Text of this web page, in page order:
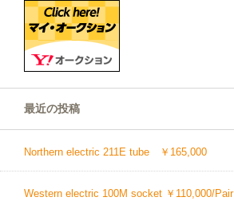
最近の投稿
Northern electric 211E tube ￥165,000
Western electric 100M socket ￥110,000/Pair